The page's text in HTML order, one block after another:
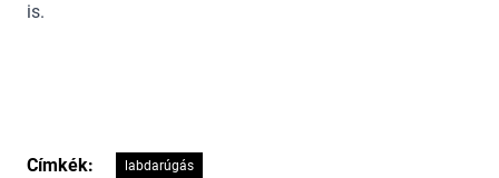
is.
Címkék: labdarúgás